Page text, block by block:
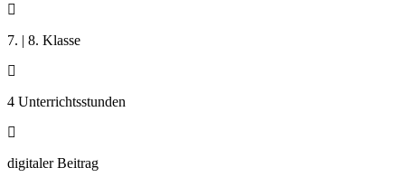

7. | 8. Klasse

4 Unterrichtsstunden

digitaler Beitrag